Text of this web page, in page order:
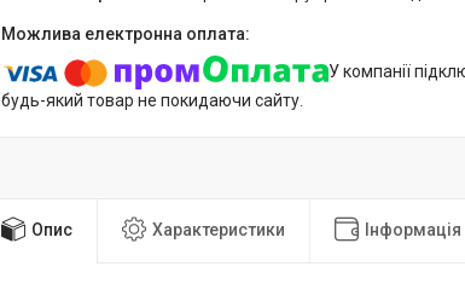
У компанії
будь-який товар не покидаючи сайту.
Опис Характеристики